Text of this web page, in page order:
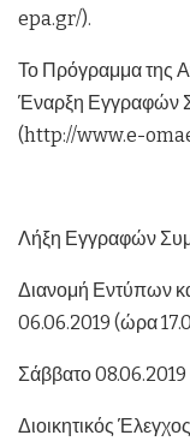
epa.gr/).
Το Πρόγραμμα της
Έναρξη Εγγραφών
(http://www.e-
Λήξη Εγγραφών
Διανομή Εντύπων
06.06.2019 (ώρα
Σάββατο
Διοικητικός